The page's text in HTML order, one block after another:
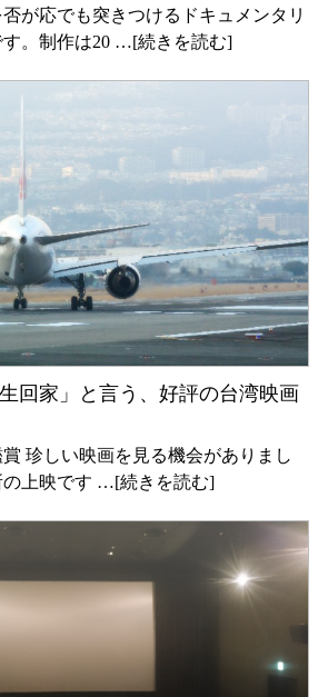
が応でも突きつけるドキュメンタリ
す。制作は20 …[続きを読む]
生回家」と言う、好評の台湾映画
珍しい映画を見る機会がありまし
の上映です …[続きを読む]